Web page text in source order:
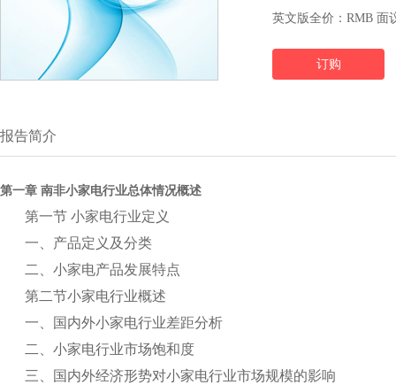
英文版全价：RMB 面
订购
报告简介
第一章 南非小家电行业总体情况概述
第一节 小家电行业定义
一、产品定义及分类
二、小家电产品发展特点
第二节小家电行业概述
一、国内外小家电行业差距分析
二、小家电行业市场饱和度
三、国内外经济形势对小家电行业市场规模的影响